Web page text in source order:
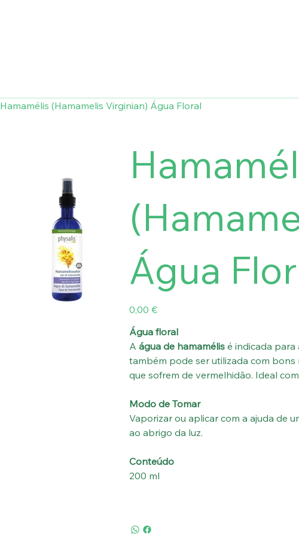
Hamamélis (Hamamelis Virginian) Água Floral
Água
Preço
0,00 €
Água floral
A água de hamamélisé indicada para
também pode ser utilizada com bons
que sofrem de vermelhi­dão. Ideal
Modo de Tomar
Vaporizar ou aplicar com a ajuda de
ao abrigo da luz.
Conteúdo
200 ml